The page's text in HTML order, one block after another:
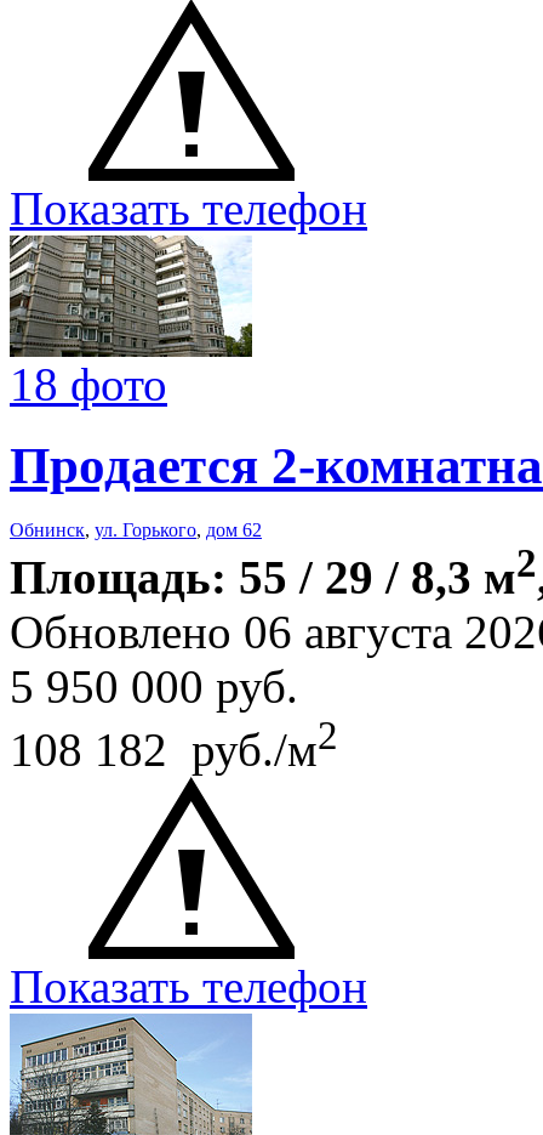
Показать телефон
18 фото
Продается 2-
Обнинск, ул. Горького, дом 62
Площадь: 55 / 29 / 8,3 м2
Обновлено 06 августа
5 950 000 руб.
108 182 руб./м2
Показать телефон